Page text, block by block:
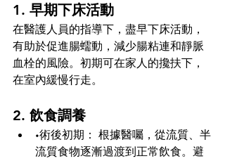
1. 早期下床活動
在醫護人員的指導下，盡早下床活動，
有助於促進腸蠕動，減少腸粘連和靜脈
血栓的風險。初期可在家人的攙扶下，
在室內緩慢行走。
2. 飲食調養
•術後初期： 根據醫囑，從流質、半
流質食物逐漸過渡到正常飲食。避